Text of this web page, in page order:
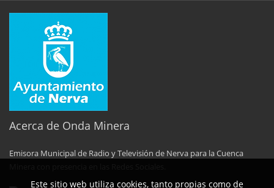
11ª Feria del Jamón
14 de Agosto de 2025
29 de Mayo de 2025 31 de Mayo
Minera con presencia en las Redes Sociales.
Este sitio web utiliza cookies, tanto propias como de